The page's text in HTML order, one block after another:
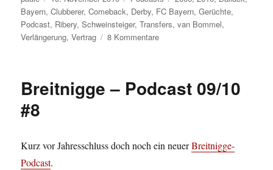
am
Bayern,Clubberer,Comeback, Derby, FC Bayern,Gerüchte,
Podcast, Ribery,Schweinsteiger,Transfers,van Bommel,
Verlängerung,Vertrag 8 Kommentarezu
#09
Breitnigge – Podcast 09/10
#8
Kurz vor Jahresschluss doch noch ein neuerBreitnigge-
Podcast.